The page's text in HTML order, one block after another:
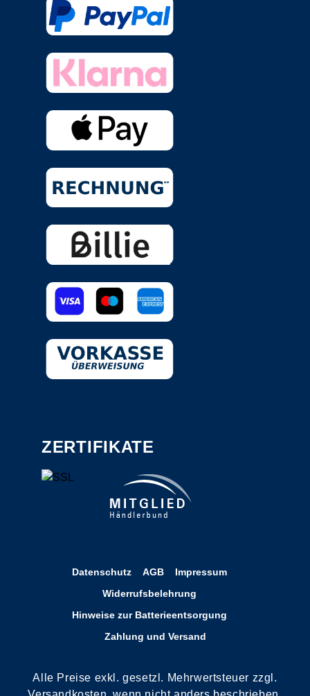
ZERTIFIKATE
Datenschutz AGB
Impressum
Widerrufsbelehrung
Hinweise zur Batterieentsorgung
Zahlung und Versand
Alle Preise exkl. gesetzl. Mehrwertsteuer zzgl.